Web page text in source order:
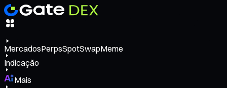
MercadosPerpsSpotSwapMeme
Indicação
Mais